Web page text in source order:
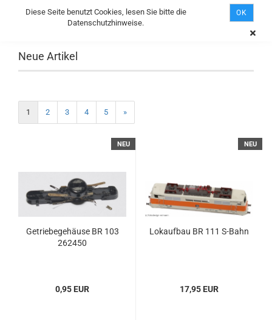
Diese Seite benutzt Cookies, lesen Sie bitte die
Datenschutzhinweise.
OK
Neue Artikel
1 2 3 4 5 »
NEU
Getriebegehäuse BR 103
262450
0,95 EUR
NEU
Lokaufbau BR 111 S-Bahn
17,95 EUR